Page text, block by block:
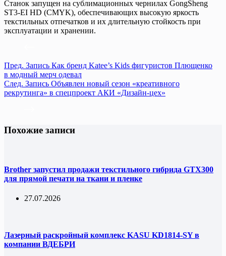
Станок запущен на сублимационных чернилах GongSheng
ST3-EI HD (CMYK), обеспечивающих высокую яркость
текстильных отпечатков и их длительную стойкость при
эксплуатации и хранении.
Пред. Запись Как бренд Katee’s Kids фигуристов Плющенко
в модный мерч одевал
След. Запись Объявлен новый сезон «креативного
рекрутинга» в спецпроект АКИ «Дизайн-цех»
Похожие записи
Brother запустил продажи текстильного гибрида GTX300
для прямой печати на ткани и пленке
27.07.2026
Лазерный раскройный комплекс KASU KD1814-SY в
компании ВДЕБРИ